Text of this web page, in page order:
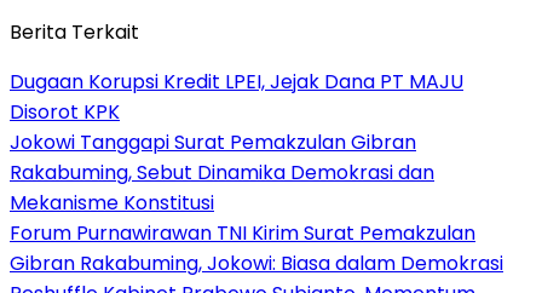
Berita Terkait
Dugaan Korupsi Kredit LPEI, Jejak Dana PT MAJU
Disorot KPK
Jokowi Tanggapi Surat Pemakzulan Gibran
Rakabuming, Sebut Dinamika Demokrasi dan
Mekanisme Konstitusi
Forum Purnawirawan TNI Kirim Surat Pemakzulan
Gibran Rakabuming, Jokowi: Biasa dalam Demokrasi